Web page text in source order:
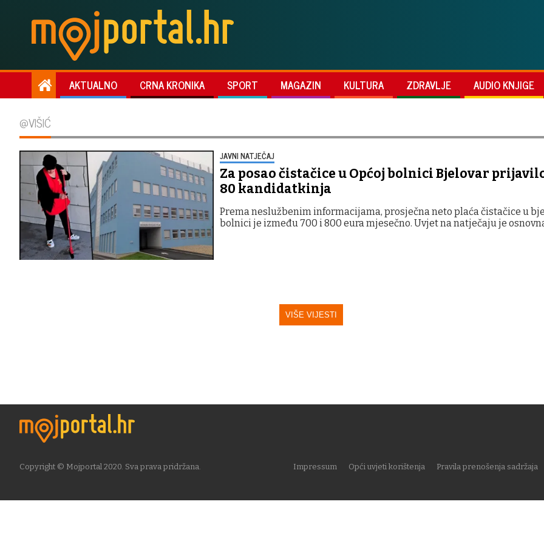
AKTUALNO CRNA KRONIKA SPORT MAGAZIN KULTURA ZDRAVLJE AUDIO KNJIGE
@VIŠIĆ
JAVNI NATJEČAJ
Za posao čistačice u Općoj bolnici Bjelovar
80 kandidatkinja
Prema neslužbenim informacijama, prosječna neto plaća čistačice u
bolnici je između 700 i 800 eura mjesečno. Uvjet na natječaju je
VIŠE VIJESTI
Copyright © Mojportal 2020. Sva prava pridržana. Impressum Opći uvjeti korištenja Pravila prenošenja sadržaja